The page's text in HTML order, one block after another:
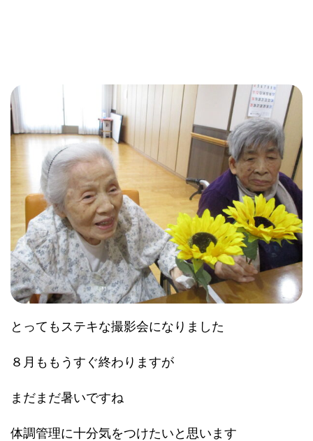
とってもステキな撮影会になりました
８月ももうすぐ終わりますが
まだまだ暑いですね
体調管理に十分気をつけたいと思います